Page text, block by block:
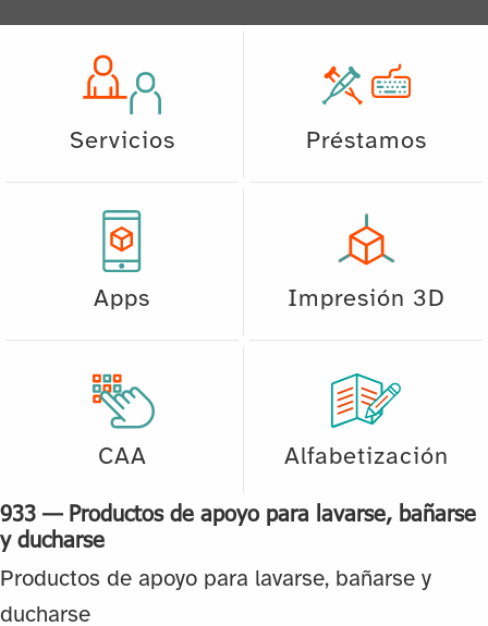
Servicios Préstamos
Apps Impresión 3D
CAA Alfabetización
933 — Productos de apoyo para lavarse, bañarse
y ducharse
Productos de apoyo para lavarse, bañarse y
ducharse